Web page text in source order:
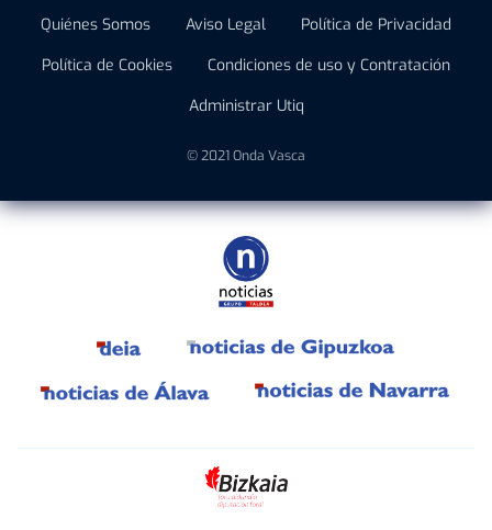
Quiénes Somos Aviso Legal
Política de Privacidad
Política de Cookies
Condiciones de uso y Contratación
Administrar Utiq
© 2021 Onda Vasca